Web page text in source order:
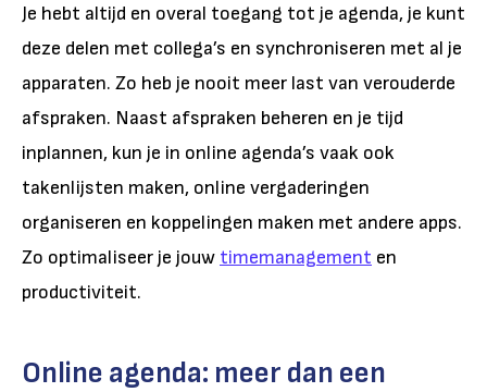
Je hebt altijd en overal toegang tot je agenda, je kunt
deze delen met collega’s en synchroniseren met al je
apparaten. Zo heb je nooit meer last van verouderde
afspraken. Naast afspraken beheren en je tijd
inplannen, kun je in online agenda’s vaak ook
takenlijsten maken, online vergaderingen
organiseren en koppelingen maken met andere apps.
Zo optimaliseer je jouw timemanagement en
productiviteit.
Online agenda: meer dan een